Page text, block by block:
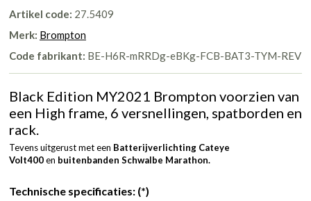
Artikel code: 27.5409
Merk: Brompton
Code fabrikant: BE-H6R-mRRDg-eBKg-FCB-BAT3-TYM-REV
Black Edition MY2021 Brompton voorzien van
een High frame, 6 versnellingen, spatborden en
rack.
Tevens uitgerust met een Batterijverlichting Cateye
Volt400en buitenbanden Schwalbe Marathon.
Technische specificaties: (*)